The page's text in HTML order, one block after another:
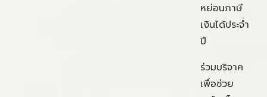
หย่อนภาษี
เงินได้ประจำ
ปี
ร่วมบริจาค
เพื่อช่วย